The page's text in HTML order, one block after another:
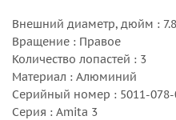
Внешний диаметр, дюйм : 7.8
Вращение : Правое
Количество лопастей : 3
Материал : Алюминий
Серийный номер : 5011-078-
Серия : Amita 3